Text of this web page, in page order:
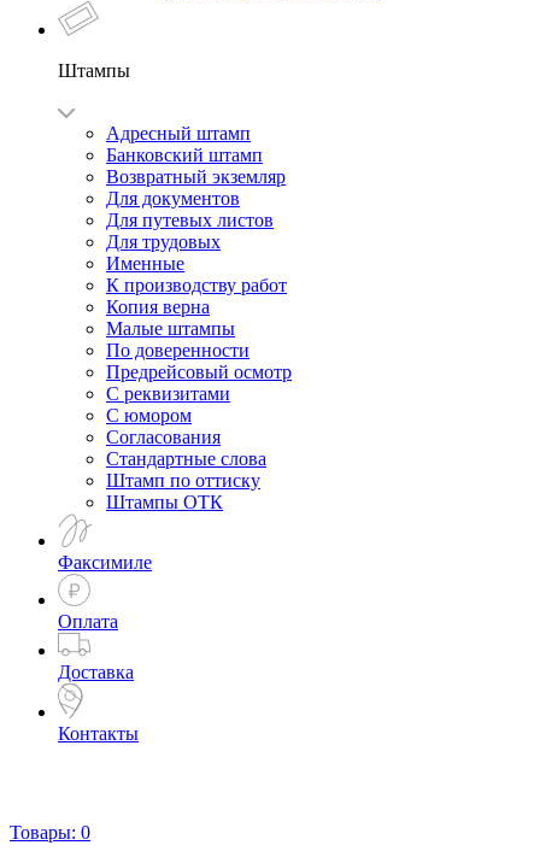
Штампы
Адресный штамп
Банковский штамп
Возвратный экземляр
Для документов
Для путевых листов
Для трудовых
Именные
К производству работ
Копия верна
Малые штампы
По доверенности
Предрейсовый осмотр
С реквизитами
С юмором
Согласования
Стандартные слова
Штамп по оттиску
Штампы ОТК
Факсимиле
Оплата
Доставка
Контакты
Товары: 0